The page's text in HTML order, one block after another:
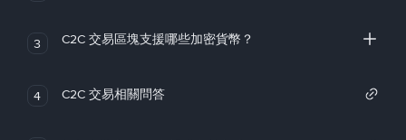
3 C2C 交易區塊支援哪些加密貨幣？
4 C2C 交易相關問答